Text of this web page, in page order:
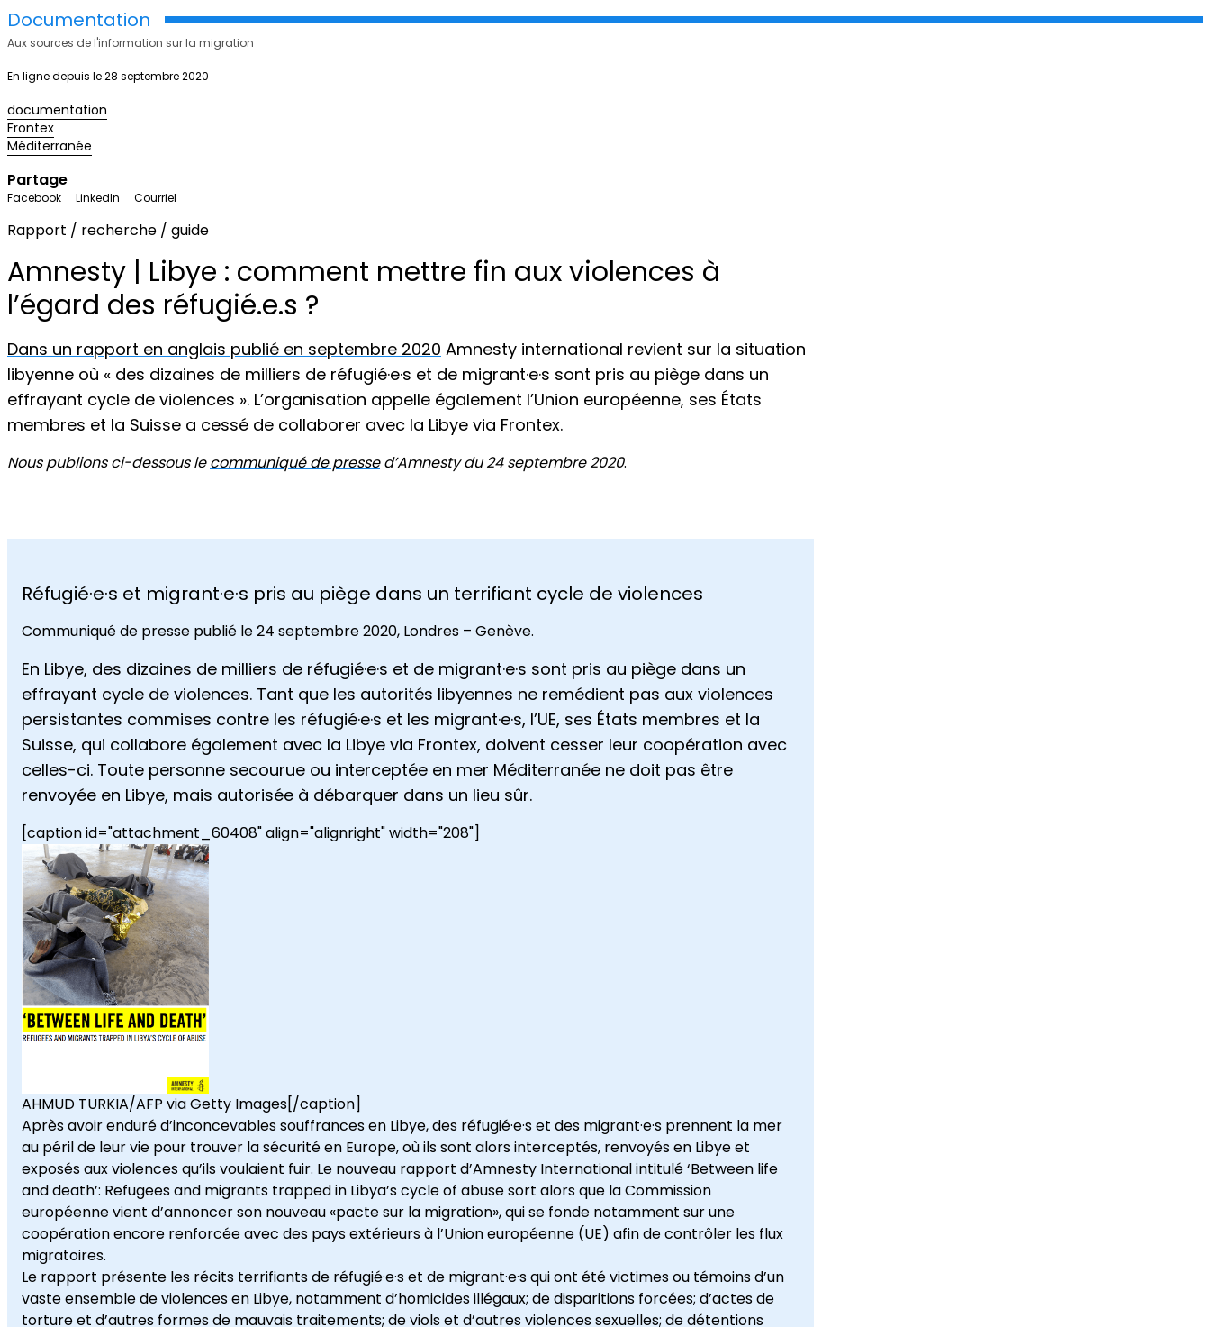
Documentation
Aux sources de l'information sur la migration
En ligne depuis le 28 septembre 2020
documentation
Frontex
Méditerranée
Partage
Facebook LinkedIn Courriel
Rapport / recherche / guide
Amnesty | Libye : comment mettre fin aux violences à
l’égard des réfugié.e.s ?
Dans un rapport en anglais publié en septembre 2020 Amnesty international revient sur la situation
libyenne où « des dizaines de milliers de réfugié·e·s et de migrant·e·s sont pris au piège dans un
effrayant cycle de violences ». L’organisation appelle également l’Union européenne, ses États
membres et la Suisse a cessé de collaborer avec la Libye via Frontex.
Nous publions ci-dessous lecommuniqué de pressed’Amnesty du 24 septembre 2020.
Réfugié·e·s et migrant·e·s pris au piège dans un terrifiant cycle de violences
Communiqué de presse publié le 24 septembre 2020, Londres – Genève.
En Libye, des dizaines de milliers de réfugié·e·s et de migrant·e·s sont pris au piège dans un
effrayant cycle de violences. Tant que les autorités libyennes ne remédient pas aux violences
persistantes commises contre les réfugié·e·s et les migrant·e·s, l’UE, ses États membres et la
Suisse, qui collabore également avec la Libye via Frontex, doivent cesser leur coopération avec
celles-ci. Toute personne secourue ou interceptée en mer Méditerranée ne doit pas être
renvoyée en Libye, mais autorisée à débarquer dans un lieu sûr.
[caption id="attachment_60408" align="alignright" width="208"]
AHMUD TURKIA/AFP via Getty Images[/caption]
Après avoir enduré d’inconcevables souffrances en Libye, des réfugié·e·s et des migrant·e·s prennent la mer
au péril de leur vie pour trouver la sécurité en Europe, où ils sont alors interceptés, renvoyés en Libye et
exposés aux violences qu’ils voulaient fuir. Le nouveau rapport d’Amnesty International intitulé ‘Between life
and death’: Refugees and migrants trapped in Libya’s cycle of abuse sort alors que la Commission
européenne vient d’annoncer son nouveau «pacte sur la migration», qui se fonde notamment sur une
coopération encore renforcée avec des pays extérieurs à l’Union européenne (UE) afin de contrôler les flux
migratoires.
Le rapport présente les récits terrifiants de réfugié·e·s et de migrant·e·s qui ont été victimes ou témoins d’un
vaste ensemble de violences en Libye, notamment d’homicides illégaux; de disparitions forcées; d’actes de
torture et d’autres formes de mauvais traitements; de viols et d’autres violences sexuelles; de détentions